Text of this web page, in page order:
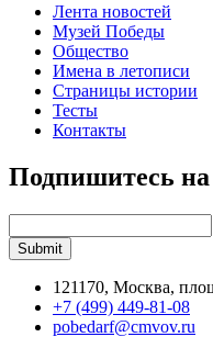
Лента новостей
Музей Победы
Общество
Имена в летописи
Страницы истории
Тесты
Контакты
Подпишитесь
121170, Москва,
+7 (499) 449-81-08
pobedarf@cmvov.ru